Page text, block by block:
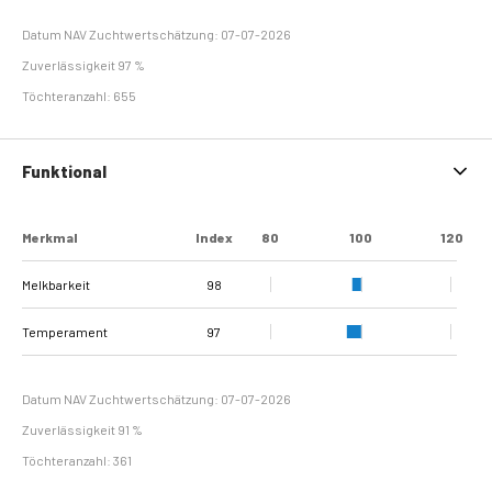
Datum NAV Zuchtwertschätzung: 07-07-2026
Zuverlässigkeit 97 %
Töchteranzahl: 655
Funktional
Merkmal Index 80 100 120
Melkbarkeit 98
Temperament 97
Datum NAV Zuchtwertschätzung: 07-07-2026
Zuverlässigkeit 91 %
Töchteranzahl: 361